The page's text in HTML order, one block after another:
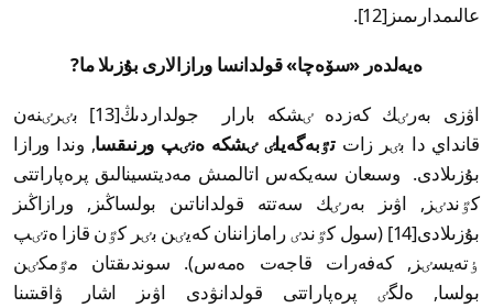
عالىمدارىمىز[12].
ەيەلدەر «سۆەچا» قولدانسا ورازالارى بۇزىلا ما?
اۋزى بەرٸك كەزدە ٸشكە بارار جولداردىڭ[13] بٸرٸنەن
قانداي دا بٸر زات تٷبەگەيلٸ ٸشكە ەنٸپ ورنىقسا, وندا ورازا
بۇزىلادى. وسىعان سەيكەس اتالمىش مەديتسينالىق پرەپاراتتى
كٷندٸز, اۋىز بەرٸك سەتتە قولداناتىن بولساڭىز, ورازاڭىز
بۇزىلادى[14] (سول كٷندٸ رامازاننان كەيٸن بٸر كٷن قازا ەتٸپ
ٶتەيسٸز, كەفەرات قاجەت ەمەس). سوندىقتان مٷمكٸن
بولسا, ەلگٸ پرەپاراتتى قولدانۋدى اۋىز اشار ۋاقىتىنا